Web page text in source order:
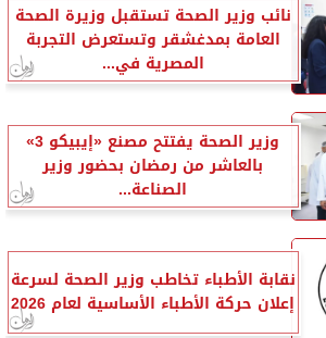
نائب وزير الصحة تستقبل وزيرة الصحة
العامة بمدغشقر وتستعرض التجربة
المصرية في...
وزير الصحة يفتتح مصنع «إيبيكو 3»
بالعاشر من رمضان بحضور وزير
الصناعة...
نقابة الأطباء تخاطب وزير الصحة لسرعة
إعلان حركة الأطباء الأساسية لعام 2026